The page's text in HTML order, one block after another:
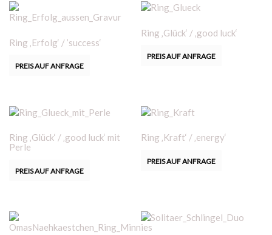
Ring ‚Erfolg‘ / ’success‘
PREIS AUF ANFRAGE
Ring ‚Glück‘ / ‚good luck‘
PREIS AUF ANFRAGE
Ring ‚Glück‘ / ‚good luck‘ mit
Perle
PREIS AUF ANFRAGE
Ring ‚Kraft‘ / ‚energy‘
PREIS AUF ANFRAGE